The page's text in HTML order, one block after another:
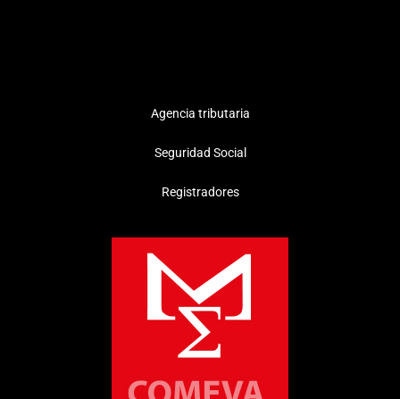
Agencia tributaria
Seguridad Social
Registradores